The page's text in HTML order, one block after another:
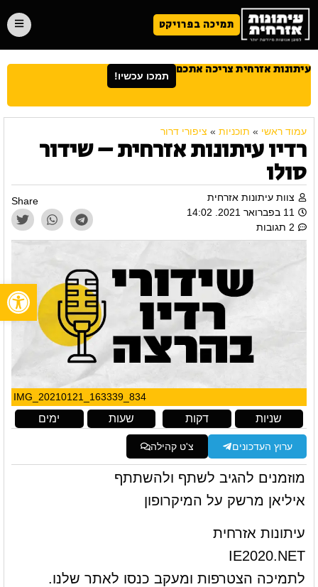
תמיכה בפרויקט
עיתונות אזרחית צריכה אתכם תמכו עכשיו!
עמוד ראשי » תוכניות » ציפורי דרור
רדיו עיתונות אזרחית – שידור
סולו
צוות עיתונות אזרחית
11 בפברואר 2021. 14:02
2 תגובות
Share
IMG_20210121_163339_834
ימים שעות דקות שניות
ערוץ העדכונים צ'ט קהילה
מוזמנים להגיב לשתף ולהשתתף
איליאן מרשק על המיקרופון
עיתונות אזרחית
IE2020.NET
לתמיכה הצטרפות ומעקב כנסו לאתר שלנו.